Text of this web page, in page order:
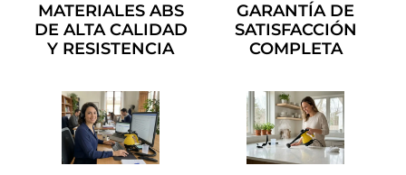
MATERIALES ABS
DE ALTA CALIDAD
Y RESISTENCIA
GARANTÍA DE
SATISFACCIÓN
COMPLETA